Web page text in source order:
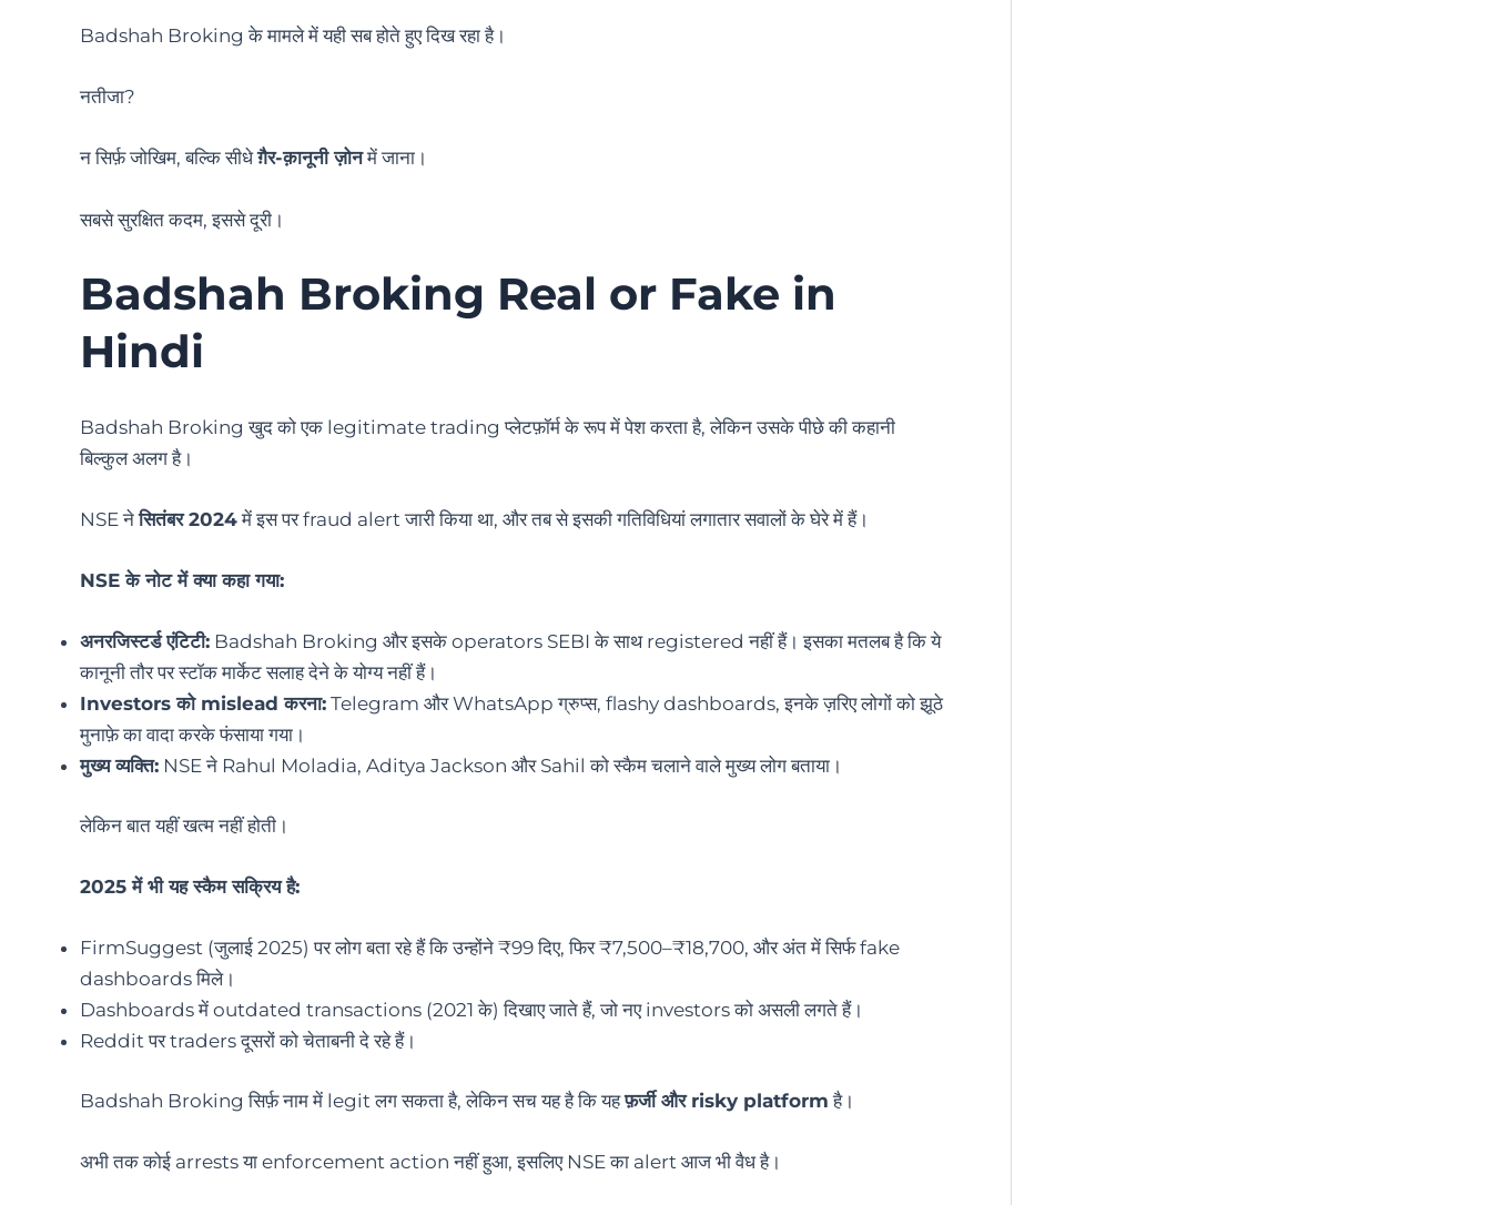
Badshah Broking के मामले में यही सब होते हुए दिख रहा है।
नतीजा?
न सिर्फ़ जोखिम, बल्कि सीधेग़ैर-क़ानूनी ज़ोनमें जाना।
सबसे सुरक्षित कदम, इससे दूरी।
Badshah Broking Real or Fake in
Hindi
Badshah Broking खुद को एक legitimate trading प्लेटफ़ॉर्म के रूप में पेश करता है, लेकिन उसके पीछे की कहानी
बिल्कुल अलग है।
NSE नेसितंबर 2024में इस पर fraud alert जारी किया था, और तब से इसकी गतिविधियां लगातार सवालों के घेरे में हैं।
NSE के नोट में क्या कहा गया:
अनरजिस्टर्ड एंटिटी: Badshah Broking और इसके operators SEBI के साथ registered नहीं हैं। इसका मतलब है कि ये
कानूनी तौर पर स्टॉक मार्केट सलाह देने के योग्य नहीं हैं।
Investors को mislead करना: Telegram और WhatsApp ग्रुप्स, flashy dashboards, इनके ज़रिए लोगों को झूठे
मुनाफ़े का वादा करके फंसाया गया।
मुख्य व्यक्ति: NSE ने Rahul Moladia, Aditya Jackson और Sahil को स्कैम चलाने वाले मुख्य लोग बताया।
लेकिन बात यहीं खत्म नहीं होती।
2025 में भी यह स्कैम सक्रिय है:
FirmSuggest (जुलाई 2025) पर लोग बता रहे हैं कि उन्होंने ₹99 दिए, फिर ₹7,500–₹18,700, और अंत में सिर्फ fake
dashboards मिले।
Dashboards में outdated transactions (2021 के) दिखाए जाते हैं, जो नए investors को असली लगते हैं।
Reddit पर traders दूसरों को चेताबनी दे रहे हैं।
Badshah Broking सिर्फ़ नाम में legit लग सकता है, लेकिन सच यह है कि यहफ़र्जी और risky platform है।
अभी तक कोई arrests या enforcement action नहीं हुआ, इसलिए NSE का alert आज भी वैध है।